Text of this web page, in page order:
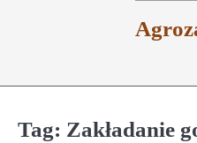
Tag: Zakładanie